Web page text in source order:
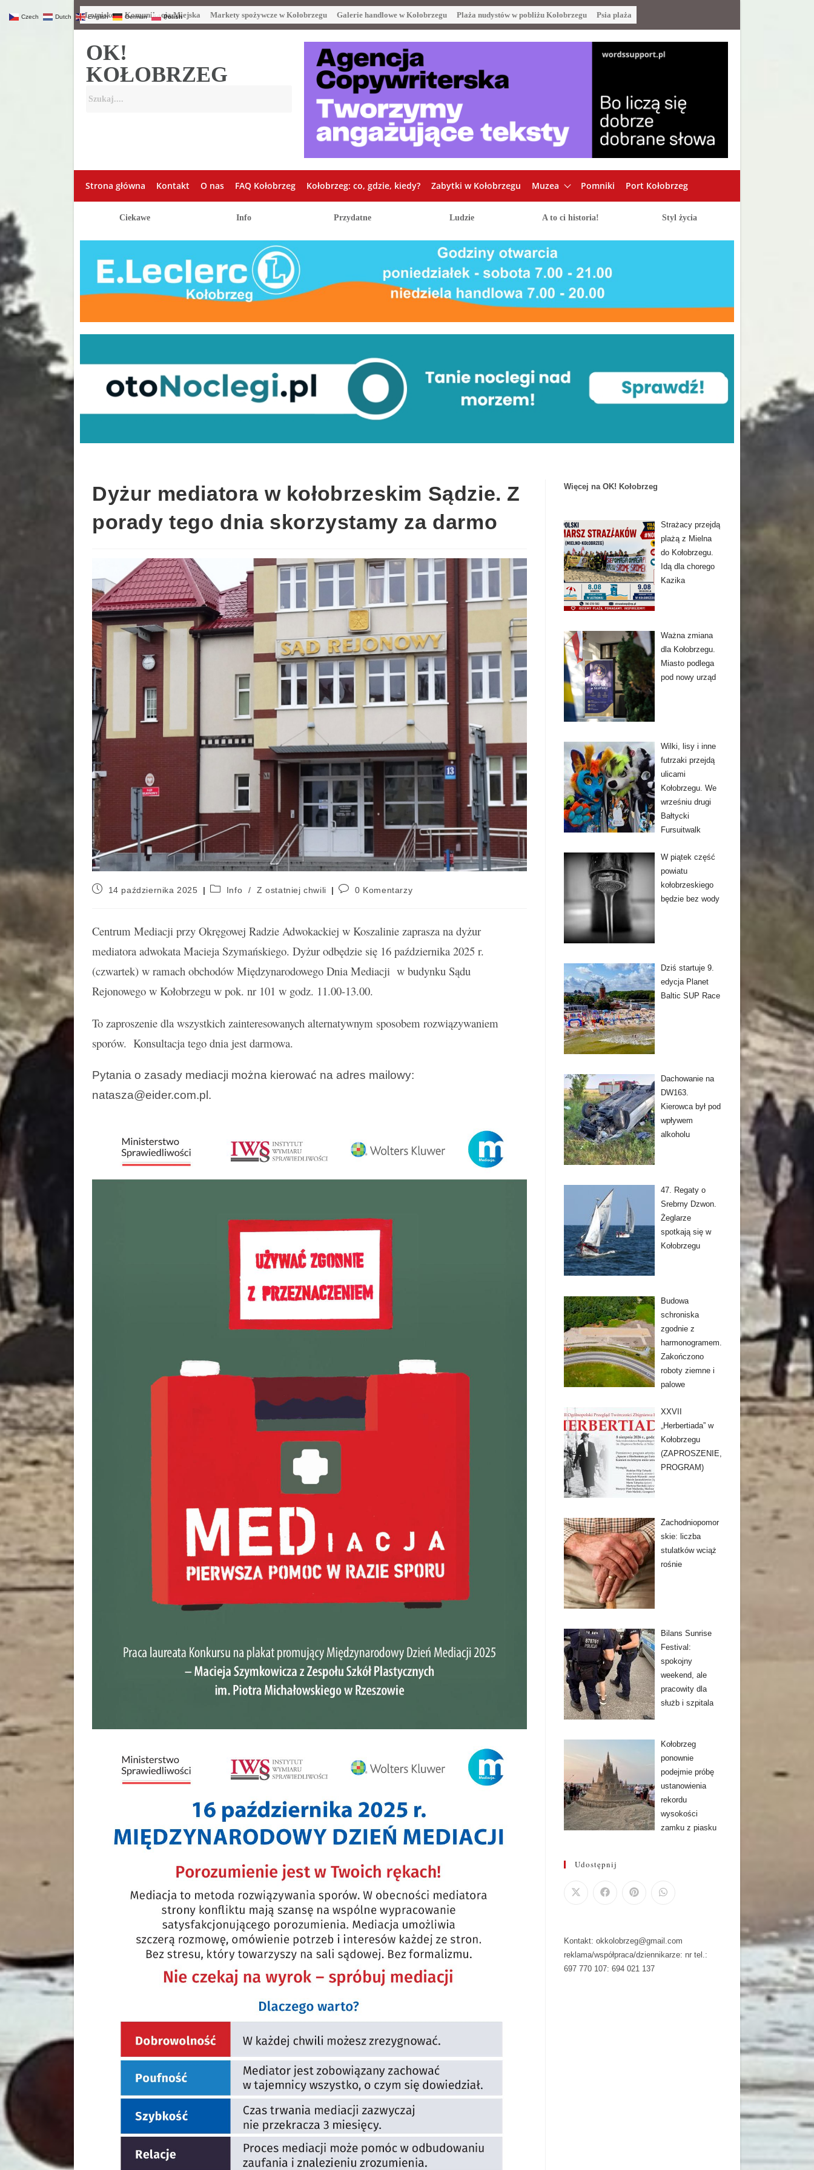
Lotnisko Komunikacja Miejska Markety spożywcze w Kołobrzegu Galerie handlowe w Kołobrzegu Plaża nudystów w pobliżu Kołobrzegu Psia plaża
OK!
KOŁOBRZEG
Strona główna Kontakt O nas FAQ Kołobrzeg Kołobrzeg: co, gdzie, kiedy? Zabytki w Kołobrzegu Muzea Pomniki Port Kołobrzeg
Ciekawe Info Przydatne Ludzie A to ci historia! Styl życia
Dyżur mediatora w kołobrzeskim Sądzie. Z
porady tego dnia skorzystamy za darmo
14 października 2025 Info / Z ostatniej chwili 0 Komentarzy
Centrum Mediacji przy Okręgowej Radzie Adwokackiej w Koszalinie zaprasza na dyżur
mediatora adwokata Macieja Szymańskiego. Dyżur odbędzie się 16 października 2025 r.
(czwartek) w ramach obchodów Międzynarodowego Dnia Mediacji w budynku Sądu
Rejonowego w Kołobrzegu w pok. nr 101 w godz. 11.00-13.00.
To zaproszenie dla wszystkich zainteresowanych alternatywnym sposobem rozwiązywaniem
sporów. Konsultacja tego dnia jest darmowa.
Pytania o zasady mediacji można kierować na adres mailowy:
natasza@eider.com.pl.
Więcej na OK! Kołobrzeg
Strażacy przejdą
plażą z Mielna
do Kołobrzegu.
Idą dla chorego
Kazika
Ważna zmiana
dla Kołobrzegu.
Miasto podlega
pod nowy urząd
Wilki, lisy i inne
futrzaki przejdą
ulicami
Kołobrzegu. We
wrześniu drugi
Bałtycki
Fursuitwalk
W piątek część
powiatu
kołobrzeskiego
będzie bez wody
Dziś startuje 9.
edycja Planet
Baltic SUP Race
Dachowanie na
DW163.
Kierowca był pod
wpływem
alkoholu
47. Regaty o
Srebrny Dzwon.
Żeglarze
spotkają się w
Kołobrzegu
Budowa
schroniska
zgodnie z
harmonogramem.
Zakończono
roboty ziemne i
palowe
XXVII
„Herbertiada” w
Kołobrzegu
(ZAPROSZENIE,
PROGRAM)
Zachodniopomor
skie: liczba
stulatków wciąż
rośnie
Bilans Sunrise
Festival:
spokojny
weekend, ale
pracowity dla
służb i szpitala
Kołobrzeg
ponownie
podejmie próbę
ustanowienia
rekordu
wysokości
zamku z piasku
Udostępnij
Kontakt: okkolobrzeg@gmail.com
reklama/współpraca/dziennikarze: nr tel.:
697 770 107: 694 021 137
Czech Dutch English German Polish